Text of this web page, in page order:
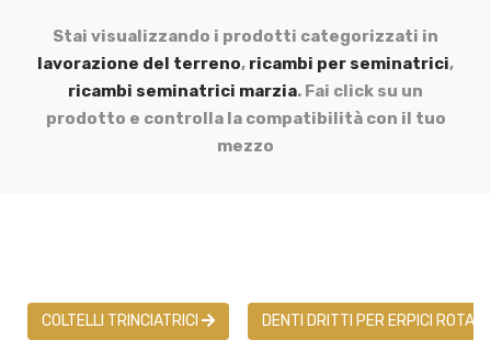
Stai visualizzando i prodotti categorizzati in
lavorazione del terreno, ricambi per seminatrici,
ricambi seminatrici marzia. Fai click su un
prodotto e controlla la compatibilità con il tuo
mezzo
COLTELLI TRINCIATRICI DENTI DRITTI PER ERPICI